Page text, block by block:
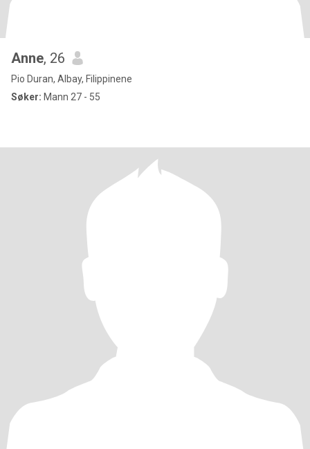
Anne, 26
Pio Duran, Albay, Filippinene
Søker: Mann 27 - 55